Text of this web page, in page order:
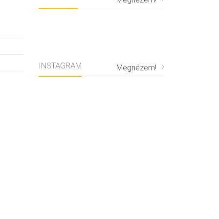
INSTAGRAM Megnézem!